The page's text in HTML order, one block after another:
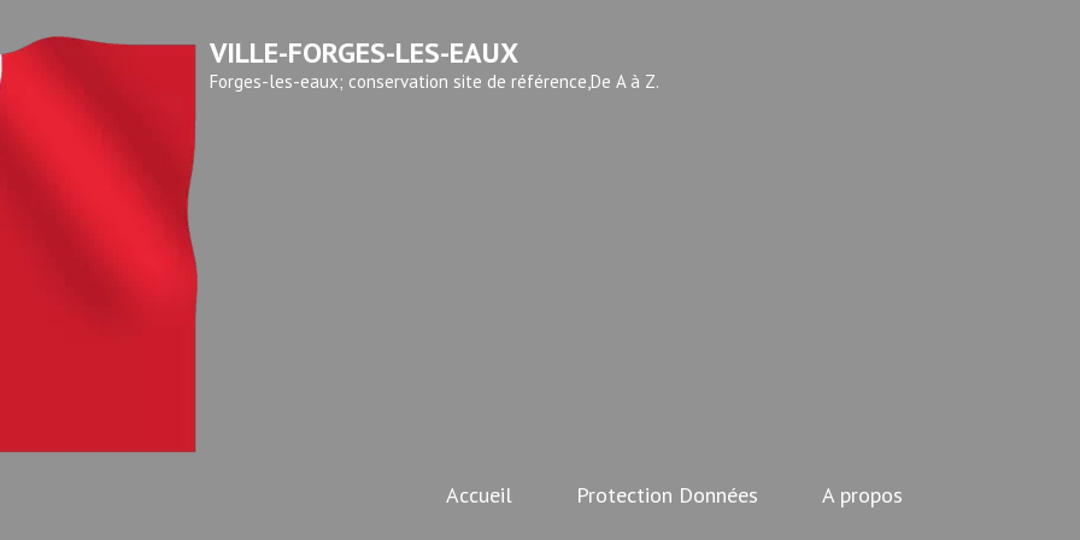
VILLE-FORGES-LES-EAUX
Forges-les-eaux; conservation site de référence,De A à Z.
Accueil Protection Données A propos